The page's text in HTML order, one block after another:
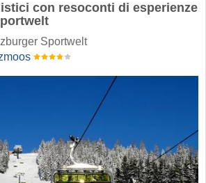
con resoconti di esperienze
Sportwelt